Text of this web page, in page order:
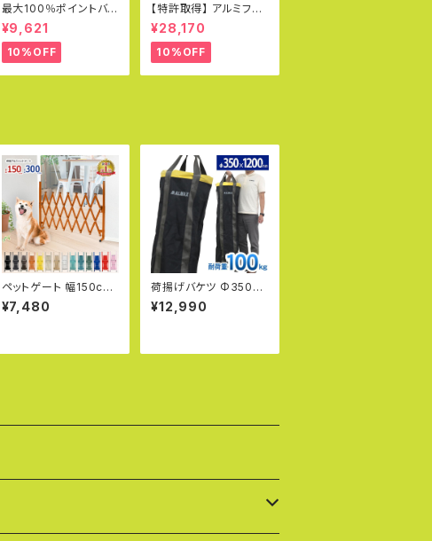
最大100％ポイントバッ
ク│ 室外機カバー アル
ミ 遮熱 3色 エアコン室
外機カバー 900×380
×730mm シンプルモ
デル おしゃれ 日よけ 雨
¥9,621
10%OFF
【特許取得】 アルミフェ
ンスプランター 90×18
0cm 木目調 目隠し プ
ランター オレフェンスプ
ランター おしゃれ ラテ
ィス OFP0918
¥28,170
10%OFF
ペットゲート 幅150cm
×高さ70cm アルミ製
ミニフェンス ゲート 犬
ス 脱走防止策 猫 仕切
¥7,480
荷揚げバケツ Φ350×
H1200mm リフトバッ
グ 電工バケツ トン袋 フ
掛け 筋交 ホイスト
¥12,990